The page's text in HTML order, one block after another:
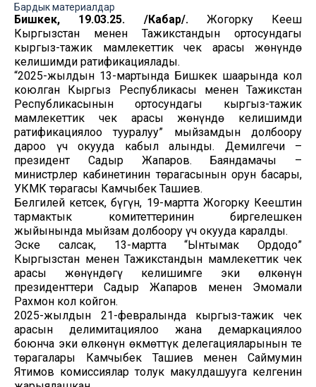
Бардык материалдар
Бишкек, 19.03.25. /Кабар/. Жогорку Кеңеш
Кыргызстан менен Тажикстандын ортосундагы
кыргыз-тажик мамлекеттик чек арасы жөнүндө
келишимди ратификациялады.
“2025-жылдын 13-мартында Бишкек шаарында кол
коюлган Кыргыз Республикасы менен Тажикстан
Республикасынын ортосундагы кыргыз-тажик
мамлекеттик чек арасы жөнүндө келишимди
ратификациялоо тууралуу” мыйзамдын долбоору
дароо үч окууда кабыл алынды. Демилгечи –
президент Садыр Жапаров. Баяндамачы –
министрлер кабинетинин төрагасынын орун басары,
УКМК төрагасы Камчыбек Ташиев.
Белгилей кетсек, бүгүн, 19-мартта Жогорку Кеңештин
тармактык комитеттеринин биргелешкен
жыйынында мыйзам долбоору үч окууда каралды.
Эске салсак, 13-мартта “Ынтымак Ордодо”
Кыргызстан менен Тажикстандын мамлекеттик чек
арасы жөнүндөгү келишимге эки өлкөнүн
президенттери Садыр Жапаров менен Эмомали
Рахмон кол койгон.
2025-жылдын 21-февралында кыргыз-тажик чек
арасын делимитациялоо жана демаркациялоо
боюнча эки өлкөнүн өкмөттүк делегацияларынын тең
төрагалары Камчыбек Ташиев менен Саймумин
Ятимов комиссиялар толук макулдашууга келгенин